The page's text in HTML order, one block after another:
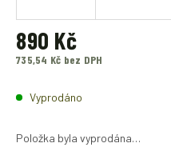
890 Kč
735,54 Kč bez DPH
cena:Vyprodáno
Položka byla vyprodána…